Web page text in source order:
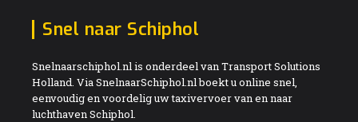
Snel naar Schiphol
Snelnaarschiphol.nl is onderdeel van Transport Solutions
Holland. Via SnelnaarSchiphol.nl boekt u online snel,
eenvoudig en voordelig uw taxivervoer van en naar
luchthaven Schiphol.